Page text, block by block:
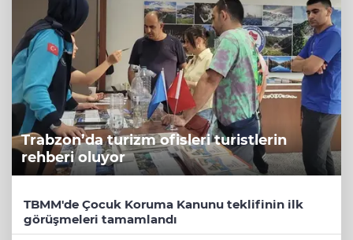
Trabzon’da turizm ofisleri turistlerin
rehberi oluyor
TBMM'de Çocuk Koruma Kanunu teklifinin ilk
görüşmeleri tamamlandı